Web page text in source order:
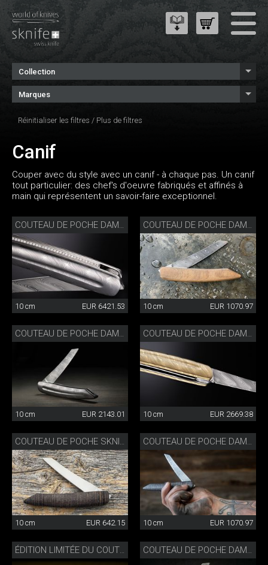
Collection
Marques
Réinitialiser les filtres / Plus de filtres
Canif
Couper avec du style avec un canif - à chaque pas. Un canif
tout particulier: des chef's d'oeuvre fabriqués et affinés à
main qui représentent un savoir-faire exceptionnel.
COUTEAU DE POCHE DAMAS PLEIN DIAMANT
10 cm EUR 6421.53
COUTEAU DE POCHE DAMAS NOYER
10 cm EUR 1070.97
10 cm EUR 2143.01 10 cm EUR 2669.38
COUTEAU DE POCHE SKNIFE
10 cm EUR 642.15
COUTEAU DE POCHE DAMAS
10 cm EUR 1070.97